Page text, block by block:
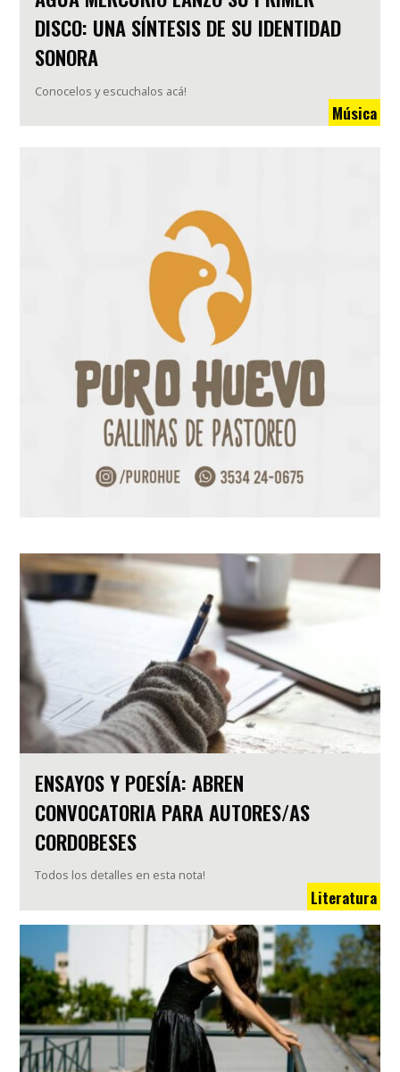
DISCO: UNA SÍNTESIS DE SU IDENTIDAD
SONORA
Conocelos y escuchalos acá!
Música
ENSAYOS Y POESÍA: ABREN
CONVOCATORIA PARA AUTORES/AS
CORDOBESES
Todos los detalles en esta nota!
Literatura